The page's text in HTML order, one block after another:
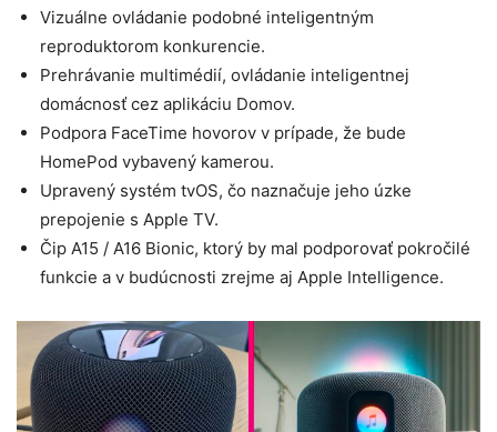
Vizuálne ovládanie podobné inteligentným
reproduktorom konkurencie.
Prehrávanie multimédií, ovládanie inteligentnej
domácnosť cez aplikáciu Domov.
Podpora FaceTime hovorov v prípade, že bude
HomePod vybavený kamerou.
Upravený systém tvOS, čo naznačuje jeho úzke
prepojenie s Apple TV.
Čip A15 / A16 Bionic, ktorý by mal podporovať pokročilé
funkcie a v budúcnosti zrejme aj Apple Intelligence.